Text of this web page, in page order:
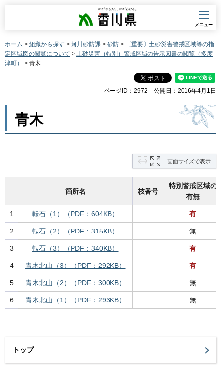
香川県
メニュー
ホーム > 組織から探す > 河川砂防課 > 砂防 >
〔重要〕土砂災害警戒区域等の指
定区域図の閲覧について > 土砂災害（特別）警戒区域の告示図書の閲覧（多度
津町）
> 青木
ページID：2972 公開日：2016年4月1日
青木
画面サイズで表示
箇所名 枝番号
特別警戒区域の
有無
1 転石（1）（PDF：604KB） 有
2 転石（2）（PDF：315KB） 無
3 転石（3）（PDF：340KB） 有
4 青木北山（3）（PDF：292KB） 有
5 青木北山（2）（PDF：300KB） 無
6 青木北山（1）（PDF：293KB） 無
トップ